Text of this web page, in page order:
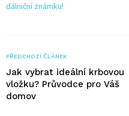
dálniční známku!
PŘEDCHOZÍ ČLÁNEK
Jak vybrat ideální krbovou
vložku? Průvodce pro Váš
domov